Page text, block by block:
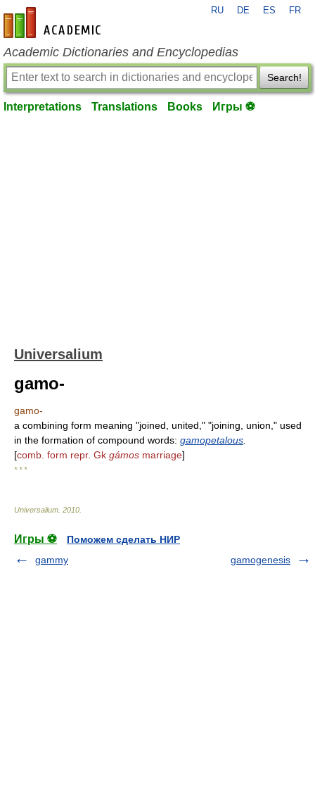
en-academic.com
RU DE ES FR
Academic Dictionaries and Encyclopedias
Search!
Interpretations Translations Books Игры ⚽
Universalium
gamo-
gamo-
a combining form meaning "joined, united," "joining, union," used
in the formation of compound words: gamopetalous
[comb. form repr. Gk gámos marriage]
* * *
Universalium 2010
Игры ⚽
Поможем сделать НИР
gammy
gamogenesis